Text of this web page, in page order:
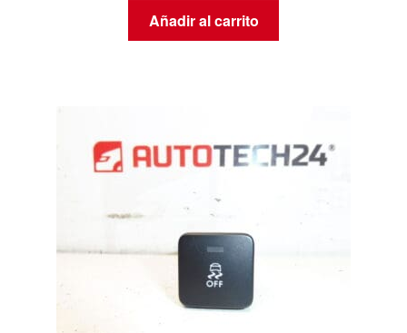
Añadir al carrito